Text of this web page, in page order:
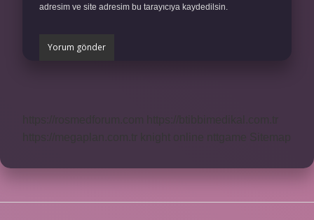
adresim ve site adresim bu tarayıcıya kaydedilsin.